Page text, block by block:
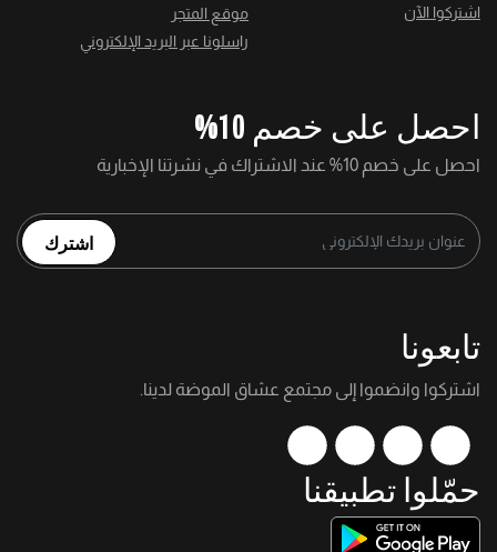
اشتركوا الآن
موقع المتجر
راسلونا عبر البريد الإلكتروني
احصل على خصم 10%
احصل على خصم 10% عند الاشتراك في نشرتنا الإخبارية
اشترك
تابعونا
اشتركوا وانضموا إلى مجتمع عشاق الموضة لدينا.
حمّلوا تطبيقنا